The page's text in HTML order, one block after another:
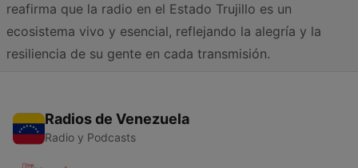
reafirma que la radio en el Estado Trujillo es un
ecosistema vivo y esencial, reflejando la alegría y la
resiliencia de su gente en cada transmisión.
Radios de Venezuela
Radio y Podcasts